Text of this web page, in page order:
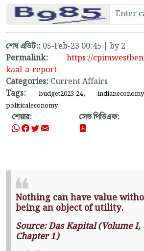
শেষ এডিট:: 05-Feb-23 00:45 | by 2
Permalink:
https://
kaal-a-report
Categories: Current Affairs
Tags:
budget2023-24,indianeconomy
politicaleconomy
শেয়ার: সেভ পিডিএফ:
Nothing can have value
being an object of utility.
Source: Das Kapital (Volume I,
Chapter 1)